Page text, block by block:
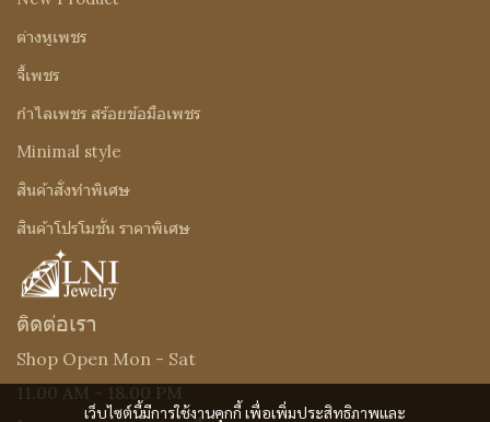
เว็บไซต์นี้มีการใช้งานคุกกี้ เพื่อเพิ่มประสิทธิภาพและ
ต่างหูเพชร
จี้เพชร
กำไลเพชร สร้อยข้อมือเพชร
Minimal style
สินค้าสั่งทำพิเศษ
สินค้าโปรโมชั่น ราคาพิเศษ
ติดต่อเรา
Shop Open Mon - Sat
11.00 AM - 18.00 PM